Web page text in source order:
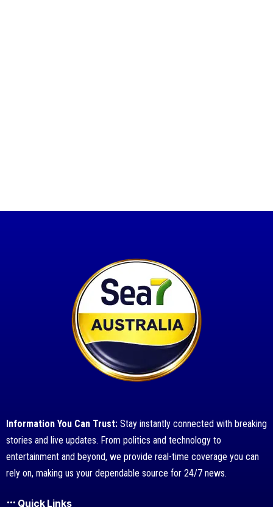
Information You Can Trust: Stay instantly connected with breaking
stories and live updates. From politics and technology to
entertainment and beyond, we provide real-time coverage you can
rely on, making us your dependable source for 24/7 news.
Quick Links